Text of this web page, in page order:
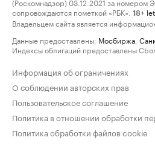
сопровождаются пометкой «РБК».
18+
Владельцем сайта является
Данные предоставлены: Мосбиржа
Индексы облигаций предоставлены
Информация об ограничениях
О соблюдении авторских прав
Пользовательское соглашение
Политика в отношении обработки
Политика обработки файлов cookie